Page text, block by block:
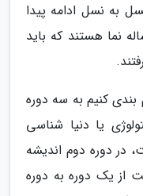
به نسل ادامه پیدا
نما هستند که باید
بندی کنیم به سه دوره
یا دنیا شناسی
در دوره دوم اندیشه
از یک دوره به دوره